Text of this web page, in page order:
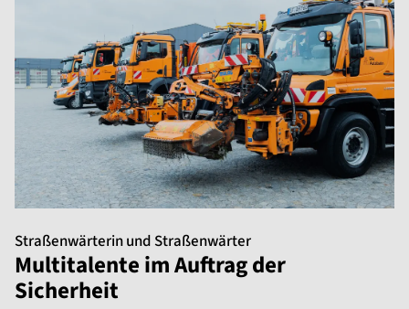
Straßenwärterin und Straßenwärter
Multitalente im Auftrag der
Sicherheit